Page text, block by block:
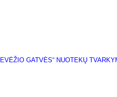
GATVĖS“ NUOTEKŲ